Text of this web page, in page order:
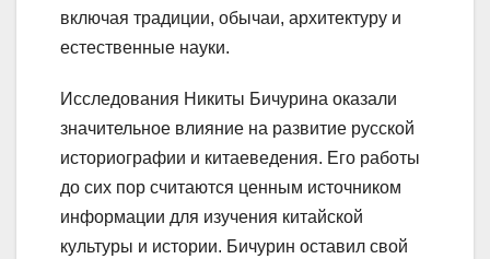
включая традиции, обычаи, архитектуру и
естественные науки.
Исследования Никиты Бичурина оказали
значительное влияние на развитие русской
историографии и китаеведения. Его работы
до сих пор считаются ценным источником
информации для изучения китайской
культуры и истории. Бичурин оставил свой